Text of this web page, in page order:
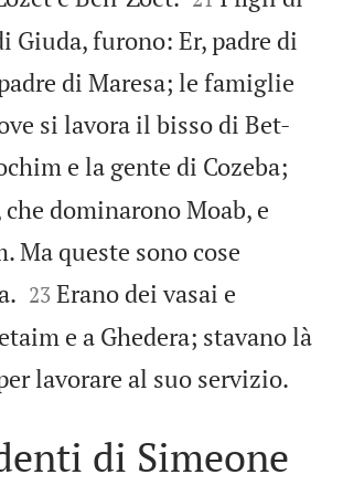
Giuda, furono: Er, padre di
di Maresa; le famiglie
si lavora il bisso di Bet-
e la gente di Cozeba;
che dominarono Moab, e
Ma queste sono cose


23 Erano dei vasai e
e a Ghedera; stavano là
lavorare al suo servizio.
di Simeone